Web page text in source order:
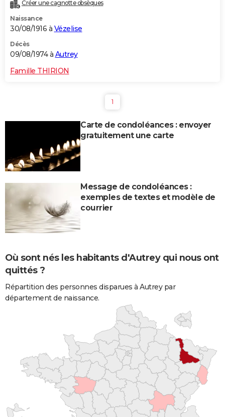
Créer une cagnotte obsèques
Naissance
30/08/1916 à Vézelise
Décès
09/08/1974 à Autrey
Famille THIRION
1
Carte de condoléances : envoyer
gratuitement une carte
Message de condoléances :
exemples de textes et modèle de
courrier
Où sont nés les habitants d'Autrey qui nous ont
quittés ?
Répartition des personnes disparues à Autrey par
département de naissance.